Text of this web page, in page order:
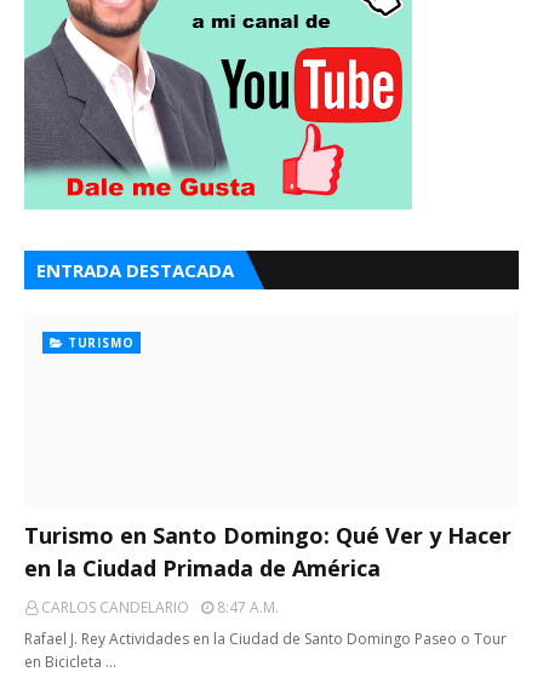
ENTRADA DESTACADA
TURISMO
Turismo en Santo Domingo: Qué Ver y Hacer
en la Ciudad Primada de América
CARLOS CANDELARIO
8:47 A.m.
Rafael J. Rey Actividades en la Ciudad de Santo Domingo Paseo o Tour
en Bicicleta …